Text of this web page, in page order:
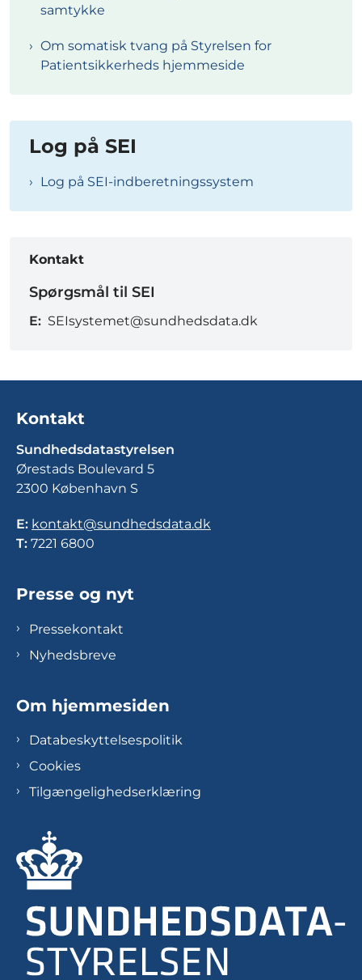
samtykke
Om somatisk tvang på Styrelsen for
Patientsikkerheds hjemmeside
Log på SEI
Log på SEI-indberetningssystem
Kontakt
Spørgsmål til SEI
E: SEIsystemet@sundhedsdata.dk
Kontakt
Sundhedsdatastyrelsen
Ørestads Boulevard 5
2300 København S
E: kontakt@sundhedsdata.dk
T: 7221 6800
Presse og nyt
Pressekontakt
Nyhedsbreve
Om hjemmesiden
Databeskyttelsespolitik
Cookies
Tilgængelighedserklæring